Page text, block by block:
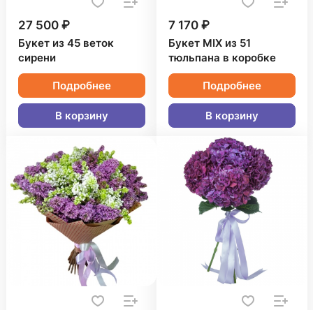
27 500 ₽
Букет из 45 веток
сирени
Подробнее
В корзину
7 170 ₽
Букет MIX из 51
тюльпана в коробке
Подробнее
В корзину